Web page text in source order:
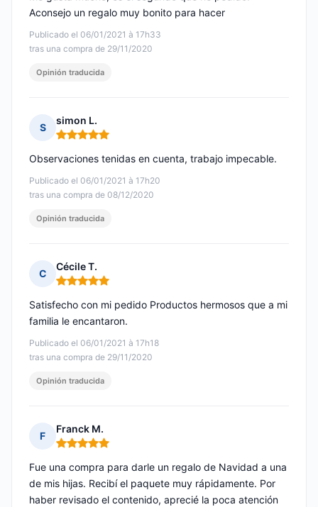
Publicado el 06/01/2021 à 17h33
tras una compra de 29/11/2020
Aconsejo un regalo muy bonito para hacer
Opinión traducida
S
simon L.
Nota: 5 de 5
Publicado el 06/01/2021 à 17h20
tras una compra de 08/12/2020
Observaciones tenidas en cuenta, trabajo impecable.
Opinión traducida
C
Cécile T.
Nota: 5 de 5
Publicado el 06/01/2021 à 17h18
tras una compra de 29/11/2020
Satisfecho con mi pedido Productos hermosos que a mi
familia le encantaron.
Opinión traducida
F
Franck M.
Nota: 5 de 5
Fue una compra para darle un regalo de Navidad a una
de mis hijas. Recibí el paquete muy rápidamente. Por
haber revisado el contenido, aprecié la poca atención